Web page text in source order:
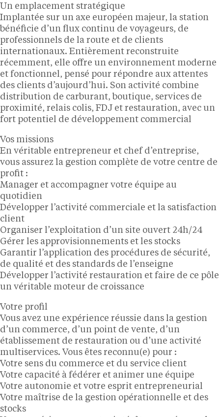
Un emplacement stratégique
Implantée sur un axe européen majeur, la station
bénéficie d’un flux continu de voyageurs, de
professionnels de la route et de clients
internationaux. Entièrement reconstruite
récemment, elle offre un environnement moderne
et fonctionnel, pensé pour répondre aux attentes
des clients d’aujourd’hui. Son activité combine
distribution de carburant, boutique, services de
proximité, relais colis, FDJ et restauration, avec un
fort potentiel de développement commercial
Vos missions
En véritable entrepreneur et chef d’entreprise,
vous assurez la gestion complète de votre centre de
profit :
Manager et accompagner votre équipe au
quotidien
Développer l’activité commerciale et la satisfaction
client
Organiser l’exploitation d’un site ouvert 24h/24
Gérer les approvisionnements et les stocks
Garantir l’application des procédures de sécurité,
de qualité et des standards de l’enseigne
Développer l’activité restauration et faire de ce pôle
un véritable moteur de croissance
Votre profil
Vous avez une expérience réussie dans la gestion
d’un commerce, d’un point de vente, d’un
établissement de restauration ou d’une activité
multiservices. Vous êtes reconnu(e) pour :
Votre sens du commerce et du service client
Votre capacité à fédérer et animer une équipe
Votre autonomie et votre esprit entrepreneurial
Votre maîtrise de la gestion opérationnelle et des
stocks